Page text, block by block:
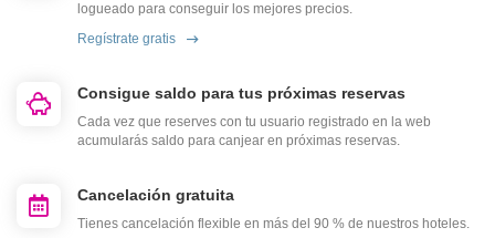
logueado para conseguir los mejores precios.
Regístrate gratis
Consigue saldo para tus próximas reservas
Cada vez que reserves con tu usuario registrado en la web
acumularás saldo para canjear en próximas reservas.
Cancelación gratuita
Tienes cancelación flexible en más del 90 % de nuestros hoteles.